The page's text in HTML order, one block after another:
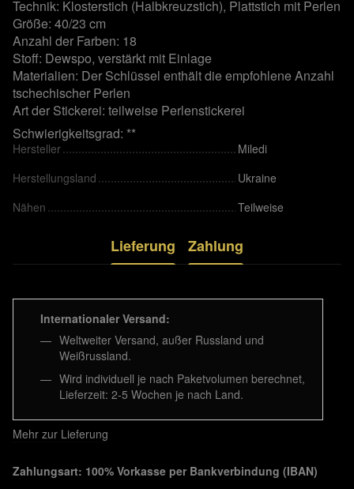
Technik: Klosterstich (Halbkreuzstich), Plattstich mit Perlen
Größe: 40/23 cm
Anzahl der Farben: 18
Stoff: Dewspo, verstärkt mit Einlage
Materialien: Der Schlüssel enthält die empfohlene Anzahl
tschechischer Perlen
Art der Stickerei: teilweise Perlenstickerei
Schwierigkeitsgrad: **
Hersteller
Miledi
Herstellungsland
Ukraine
Nähen
Teilweise
Lieferung Zahlung
Internationaler Versand:
Weltweiter Versand, außer Russland und
Weißrussland.
Wird individuell je nach Paketvolumen berechnet,
Lieferzeit: 2-5 Wochen je nach Land.
Mehr zur Lieferung
Zahlungsart: 100% Vorkasse per Bankverbindung (IBAN)